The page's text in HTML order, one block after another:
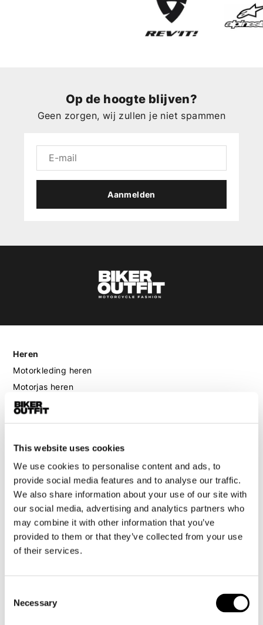
This website uses cookies
We use cookies to personalise content and ads, to
provide social media features and to analyse our traffic.
We also share information about your use of our site with
our social media, advertising and analytics partners who
may combine it with other information that you’ve
provided to them or that they’ve collected from your use
of their services.
Selection
Necessary
Op de hoogte blijven?
Geen zorgen, wij zullen je niet spammen
Aanmelden
Heren
Motorkleding heren
Motorjas heren
Motorbroek heren
Motorhoodie heren
Motorhelm heren
Motorhandschoenen heren
Motorlaarzen heren
Dames